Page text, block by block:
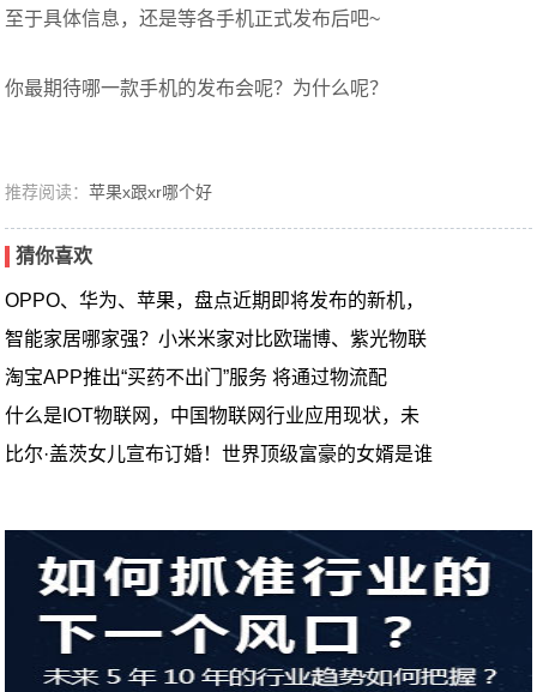
至于具体信息，还是等各手机正式发布后吧~
你最期待哪一款手机的发布会呢？为什么呢？
推荐阅读：苹果x跟xr哪个好
猜你喜欢
OPPO、华为、苹果，盘点近期即将发布的新机，
智能家居哪家强？小米米家对比欧瑞博、紫光物联
淘宝APP推出“买药不出门”服务 将通过物流配
什么是IOT物联网，中国物联网行业应用现状，未
比尔·盖茨女儿宣布订婚！世界顶级富豪的女婿是谁